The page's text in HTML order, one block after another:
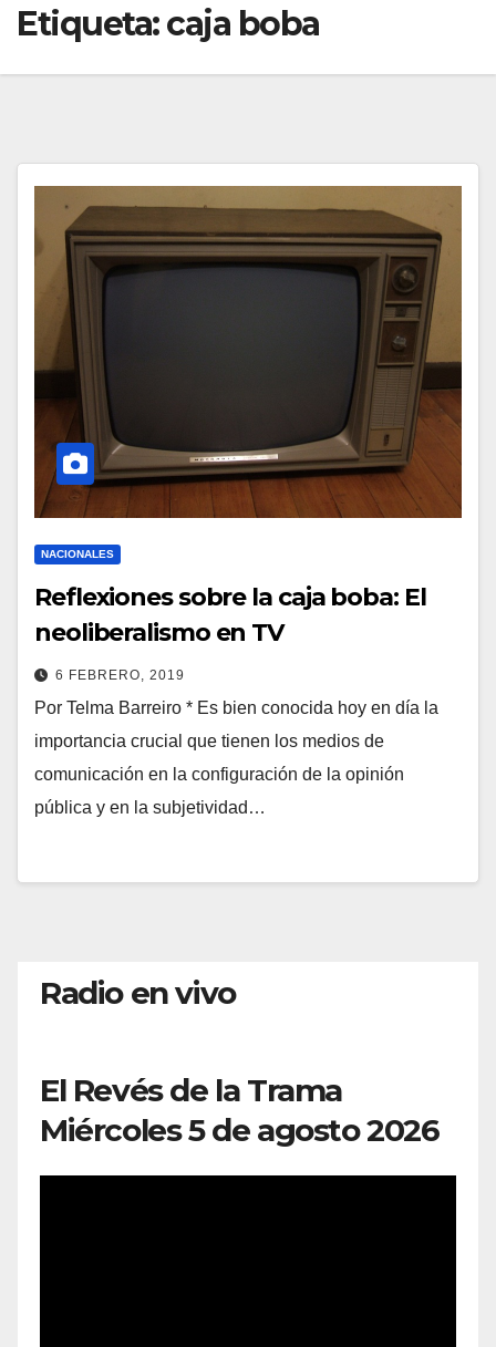
Etiqueta:caja boba
NACIONALES
Reflexiones sobre la caja boba: El
neoliberalismo en TV
6 FEBRERO, 2019
Por Telma Barreiro * Es bien conocida hoy en día la
importancia crucial que tienen los medios de
comunicación en la configuración de la opinión
pública y en la subjetividad…
Radio en vivo
El Revés de la Trama
Miércoles 5 de agosto 2026